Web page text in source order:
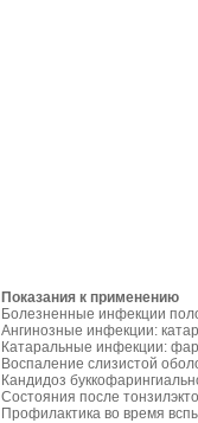
Показания к применению
Болезненные инфекции
Ангинозные инфекции:
Катаральные инфекции:
Воспаление слизистой
Кандидоз
Состояния после
Профилактика во время